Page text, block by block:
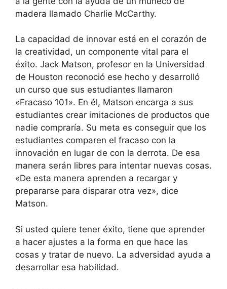
madera llamado Charlie McCarthy.
La capacidad de innovar está en el corazón de
la creatividad, un componente vital para el
éxito. Jack Matson, profesor en la Universidad
de Houston reconoció ese hecho y desarrolló
un curso que sus estudiantes llamaron
«Fracaso 101». En él, Matson encarga a sus
estudiantes crear imitaciones de productos que
nadie compraría. Su meta es conseguir que los
estudiantes comparen el fracaso con la
innovación en lugar de con la derrota. De esa
manera serán libres para intentar nuevas cosas.
«De esta manera aprenden a recargar y
prepararse para disparar otra vez», dice
Matson.
Si usted quiere tener éxito, tiene que aprender
a hacer ajustes a la forma en que hace las
cosas y tratar de nuevo. La adversidad ayuda a
desarrollar esa habilidad.